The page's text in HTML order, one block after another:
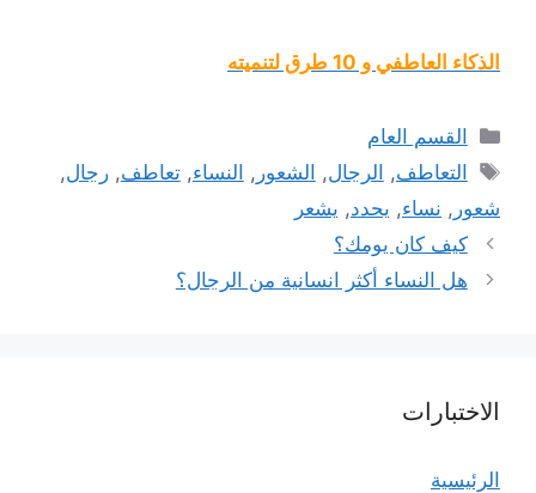
الذكاء العاطفي و 10 طرق لتنميته
التصنيفات
القسم العام
الوسوم
التعاطف, الرجال, الشعور , النساء,تعاطف,رجال,
شعور , نساء, يحدد, يشعر
كيف كان يومك؟
هل النساء أكثر انسانية من الرجال؟
الاختبارات
الرئيسية